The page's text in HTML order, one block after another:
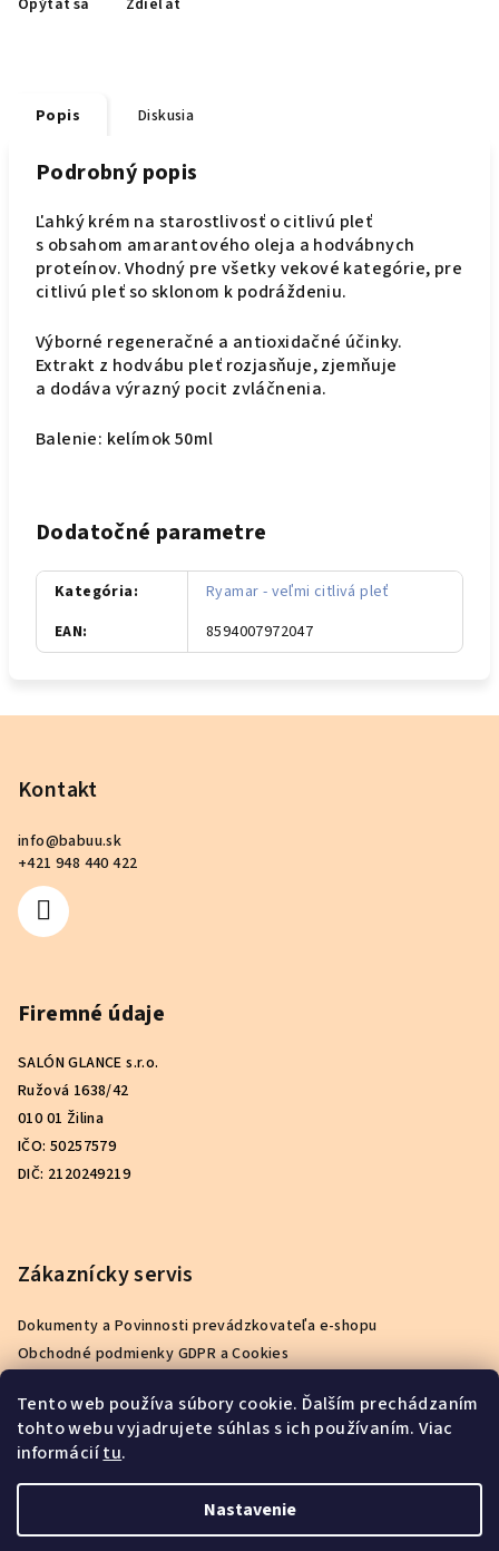
Tento web používa súbory cookie. Ďalším prechádzaním
tohto webu vyjadrujete súhlas s ich používaním. Viac
informáciítu.
Nastavenie
Opýtať sa Zdieľať
Popis Diskusia
Podrobný popis
Ľahký krém na starostlivosť o citlivú pleť
s obsahom amarantového oleja a hodvábnych
proteínov. Vhodný pre všetky vekové kategórie, pre
citlivú pleť so sklonom k podráždeniu.
Výborné regeneračné a antioxidačné účinky.
Extrakt z hodvábu pleť rozjasňuje, zjemňuje
a dodáva výrazný pocit zvláčnenia.
Balenie: kelímok 50ml
Dodatočné parametre
Kategória:
Ryamar - veľmi citlivá pleť
EAN: 8594007972047
Kontakt
info@babuu.sk
+421 948 440 422
Firemné údaje
SALÓN GLANCE s.r.o.
Ružová 1638/42
010 01 Žilina
IČO: 50257579
DIČ: 2120249219
Zákaznícky servis
Dokumenty a Povinnosti prevádzkovateľa e-shopu
Obchodné podmienky GDPR a Cookies
Reklamačný poriadok
Ako nakupovať
Kontakty
O nás